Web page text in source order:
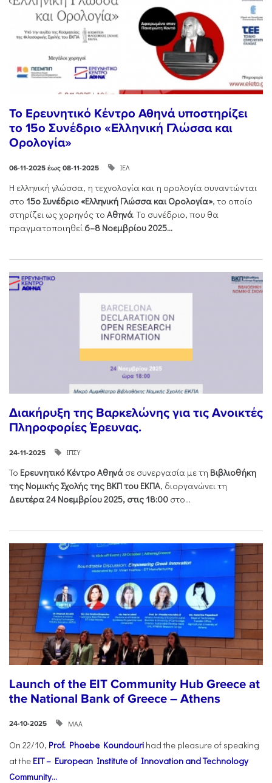
Το Ερευνητικό Κέντρο Αθηνά υποστηρίζει
το 15ο Συνέδριο «Ελληνική Γλώσσα και
Ορολογία»
06-11-2025 έως 08-11-2025 ΙΕΛ
Η ελληνική γλώσσα, η τεχνολογία και η ορολογία συναντώνται
στο 15ο Συνέδριο «Ελληνική Γλώσσα και Ορολογία», το οποίο
στηρίζει ως χορηγός το Αθηνά. Το συνέδριο, που θα
πραγματοποιηθεί 6–8 Νοεμβρίου 2025...
Διακήρυξη της Βαρκελώνης για τις Ανοικτές
Πληροφορίες Έρευνας.
24-11-2025 ΙΠΣΥ
Το Ερευνητικό Κέντρο Αθηνά σε συνεργασία με τη Βιβλιοθήκη
της Νομικής Σχολής της ΒΚΠ του ΕΚΠΑ, διοργανώνει τη
Δευτέρα 24 Νοεμβρίου 2025, στις 18:00 στο...
Launch of the EIT Community Hub Greece at
the National Bank of Greece – Athens
24-10-2025 ΜΑΑ
On 22/10, Prof. Phoebe Koundouri had the pleasure of speaking
at the EIT – European Institute of Innovation and Technology
Community...